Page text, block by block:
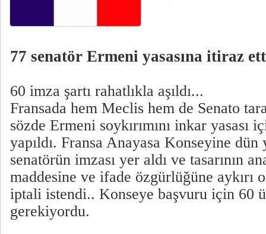
77 senatör Ermeni yasasına itiraz
60 imza şartı rahatlıkla aşıldı...
Fransada hem Meclis hem de Senato
sözde Ermeni soykırımını inkar yasası
yapıldı. Fransa Anayasa Konseyine
senatörün imzası yer aldı ve tasarının
maddesine ve ifade özgürlüğüne aykırı
iptali istendi.. Konseye başvuru için 60
gerekiyordu.